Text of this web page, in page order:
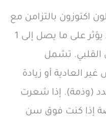
اكتوزون بالتزامن مع
الأنسولين بشكل شائع (قد يؤثر على ما يصل إلى 1
القلبي. تشمل
العادية أو زيادة
(وذمة). إذا شعرت
إذا كنت فوق سن